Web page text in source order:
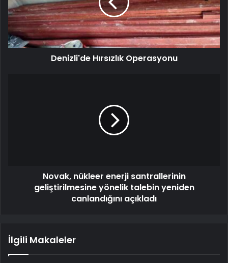
Denizli'de Hırsızlık Operasyonu
Novak, nükleer enerji santrallerinin
geliştirilmesine yönelik talebin yeniden
canlandığını açıkladı
İlgili Makaleler